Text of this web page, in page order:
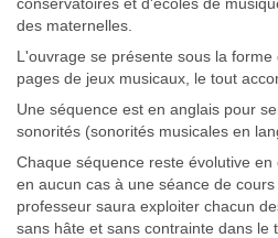
des maternelles.
L'ouvrage se présente sous la
pages de jeux musicaux, le tout
Une séquence est en anglais pour
sonorités (sonorités musicales en
Chaque séquence reste évolutive
en aucun cas à une séance de
professeur saura exploiter chacun
sans hâte et sans contrainte dans le